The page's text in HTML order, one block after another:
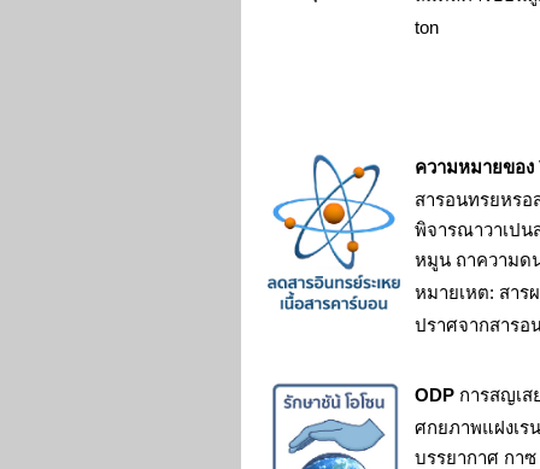
ton
ความหมายของ
สารอนทรยหรอ
พิจารณาวาเปน
หมูน ถาความด
หมายเหต: สาร
ปราศจากสารอ
ODP การสญเส
ศกยภาพแฝงเร
บรรยากาศ กาซ